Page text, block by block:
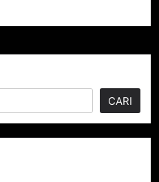
CARI